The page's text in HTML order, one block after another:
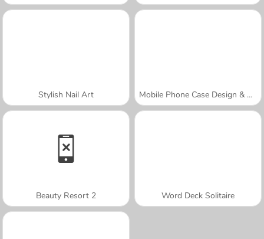
Stylish Nail Art Mobile Phone Case Design & DIY
Beauty Resort 2 Word Deck Solitaire